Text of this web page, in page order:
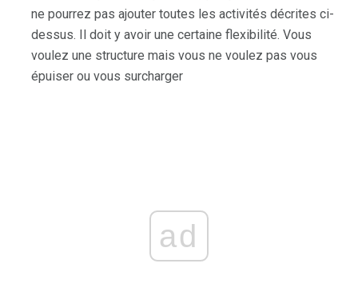
ne pourrez pas ajouter toutes les activités décrites ci-
dessus. Il doit y avoir une certaine flexibilité. Vous
voulez une structure mais vous ne voulez pas vous
épuiser ou vous surcharger
ad